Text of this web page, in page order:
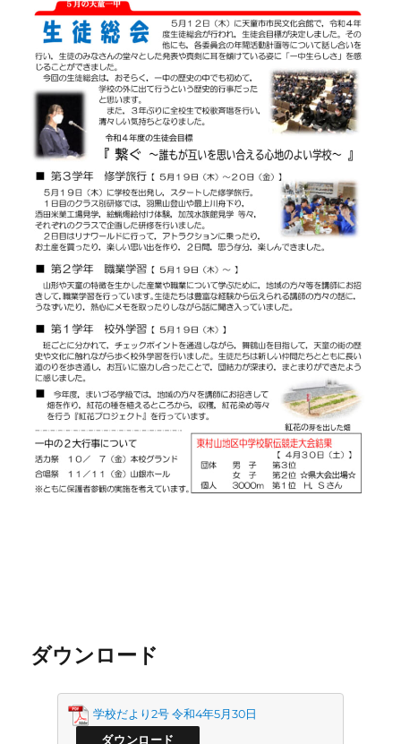
ダウンロード
学校だより2号 令和4年5月30日
ダウンロード